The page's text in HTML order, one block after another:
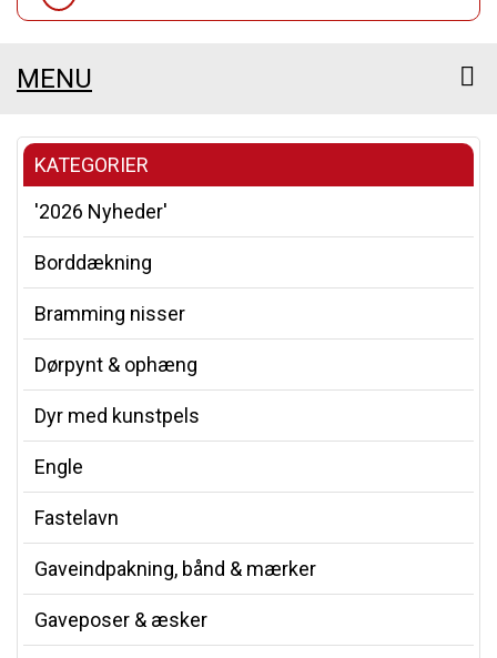
MENU
KATEGORIER
'2026 Nyheder'
Borddækning
Bramming nisser
Dørpynt & ophæng
Dyr med kunstpels
Engle
Fastelavn
Gaveindpakning, bånd & mærker
Gaveposer & æsker